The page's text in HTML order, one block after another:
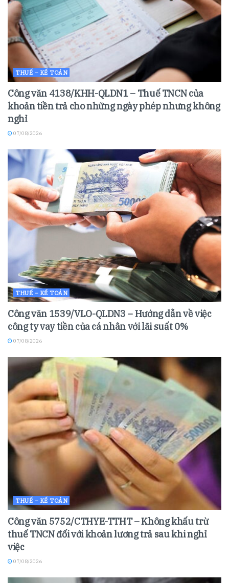
THUẾ – KẾ TOÁN
Công văn 4138/KHH-QLDN1 – Thuế TNCN của
khoản tiền trả cho những ngày phép nhưng không
nghỉ
07/08/2026
THUẾ – KẾ TOÁN
Công văn 1539/VLO-QLDN3 – Hướng dẫn về việc
công ty vay tiền của cá nhân với lãi suất 0%
07/08/2026
THUẾ – KẾ TOÁN
Công văn 5752/CTHYE-TTHT – Không khấu trừ
thuế TNCN đối với khoản lương trả sau khi nghỉ
việc
07/08/2026